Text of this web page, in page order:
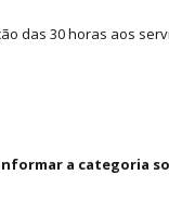
das 30 horas aos
a categoria